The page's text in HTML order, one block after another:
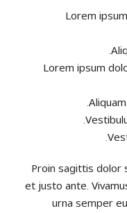
Lorem
Lorem ipsum
Proin sagittis dolor
et justo ante.
urna semper